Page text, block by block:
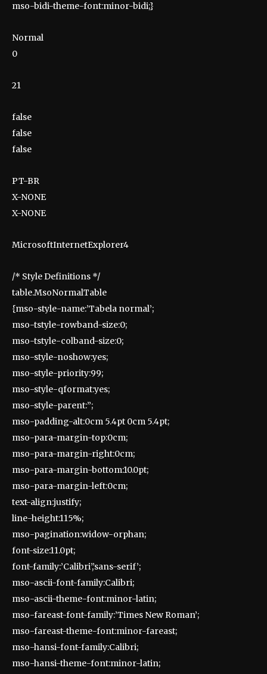
mso-bidi-theme-font:minor-bidi;}
Normal
0
21
false
false
false
PT-BR
X-NONE
X-NONE
MicrosoftInternetExplorer4
/* Style Definitions */
table.MsoNormalTable
{mso-style-name:’Tabela normal’;
mso-tstyle-rowband-size:0;
mso-tstyle-colband-size:0;
mso-style-noshow:yes;
mso-style-priority:99;
mso-style-qformat:yes;
mso-style-parent:”;
mso-padding-alt:0cm 5.4pt 0cm 5.4pt;
mso-para-margin-top:0cm;
mso-para-margin-right:0cm;
mso-para-margin-bottom:10.0pt;
mso-para-margin-left:0cm;
text-align:justify;
line-height:115%;
mso-pagination:widow-orphan;
font-size:11.0pt;
font-family:’Calibri’,’sans-serif’;
mso-ascii-font-family:Calibri;
mso-ascii-theme-font:minor-latin;
mso-fareast-font-family:’Times New Roman’;
mso-fareast-theme-font:minor-fareast;
mso-hansi-font-family:Calibri;
mso-hansi-theme-font:minor-latin;